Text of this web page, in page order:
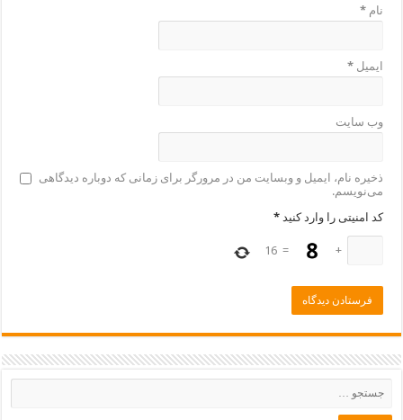
نام*
ایمیل*
وب‌ سایت
ذخیره نام، ایمیل و وبسایت من در مرورگر برای زمانی که دوباره دیدگاهی
می‌نویسم.
کد امنیتی را وارد کنید *
+
=
16